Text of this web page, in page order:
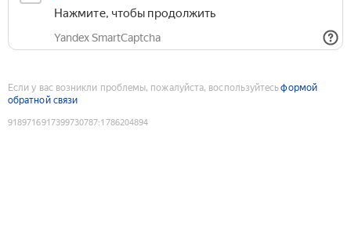
Нажмите, чтобы продолжить
Yandex SmartCaptcha
Если у вас возникли проблемы, пожалуйста, воспользуйтесьформой
обратной связи
9189716917399730787:1786204894